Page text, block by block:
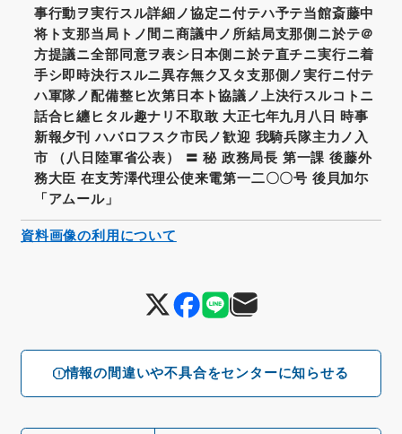
情報の間違いや不具合をセンターに知らせる
事行動ヲ実行スル詳細ノ協定ニ付テハ予テ当館斎藤中
将ト支那当局トノ間ニ商議中ノ所結局支那側ニ於テ＠
方提議ニ全部同意ヲ表シ日本側ニ於テ直チニ実行ニ着
手シ即時決行スルニ異存無ク又タ支那側ノ実行ニ付テ
ハ軍隊ノ配備整ヒ次第日本ト協議ノ上決行スルコトニ
話合ヒ纏ヒタル趣ナリ不取敢 大正七年九月八日 時事
新報夕刊 ハバロフスク市民ノ歓迎 我騎兵隊主力ノ入
市 （八日陸軍省公表） 〓 秘 政務局長 第一課 後藤外
務大臣 在支芳澤代理公使来電第一二〇〇号 後貝加尓
「アムール」
資料画像の利用について